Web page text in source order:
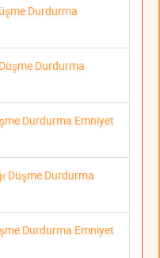
Durdurma
Durdurma
Durdurma Emniyet
Düşme Durdurma
Durdurma Emniyet